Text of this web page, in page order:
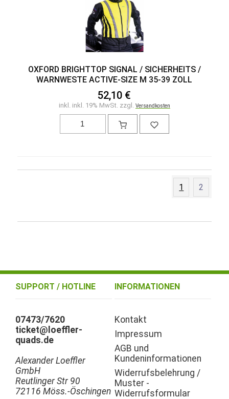
OXFORD BRIGHTTOP SIGNAL / SICHERHEITS /
WARNWESTE ACTIVE-SIZE M 35-39 ZOLL
52,10 €
inkl. inkl. 19% MwSt. zzgl. Versandkosten
1 2
SUPPORT / HOTLINE
07473/7620
ticket@loeffler-
quads.de
Alexander Loeffler
GmbH
Reutlinger Str 90
72116 Möss.-Öschingen
INFORMATIONEN
Kontakt
Impressum
AGB und
Kundeninformationen
Widerrufsbelehrung /
Muster -
Widerrufsformular